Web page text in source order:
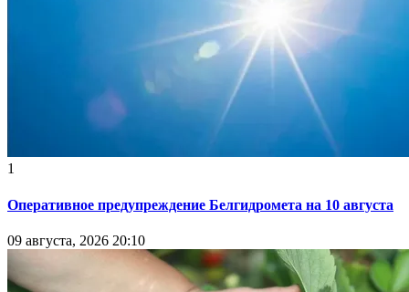
1
Оперативное предупреждение Белгидромета на 10 августа
09 августа, 2026 20:10